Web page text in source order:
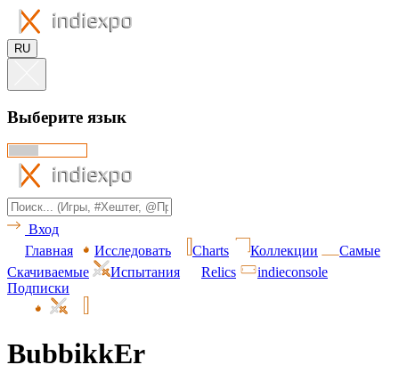
RU
Выберите язык
Вход
Главная
Исследовать Charts Коллекции
Самые
Скачиваемые
Испытания Relics
indieconsole
Подписки
BubbikkEr